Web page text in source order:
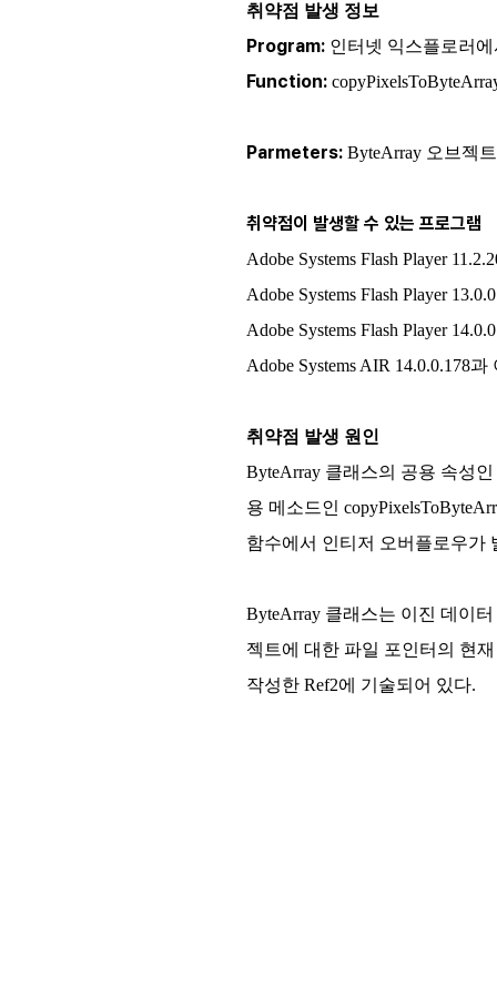
취약점 발생 정보
Program: 인터넷 익스플로러에
Function:
Parmeters: ByteArray 오브젝
취약점이 발생할 수 있는 프로그램
Adobe Systems Flash Player
Adobe Systems Flash Player
Adobe Systems Flash Player
Adobe Systems AIR 14.0.0.178
취약점 발생 원인
ByteArray 클래스의 공용 속성
용 메소드인
함수에서 인티저 오버플로우가
ByteArray 클래스는 이진 데이
젝트에 대한 파일 포인터의 현
작성한 Ref2에 기술되어 있다.